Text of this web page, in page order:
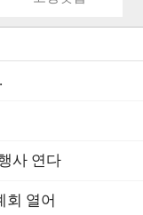
사 연다
회 열어